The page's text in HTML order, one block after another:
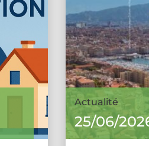
Actualité
25/06/